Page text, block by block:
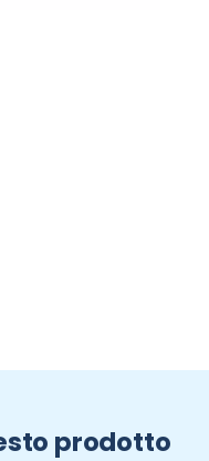
prodotto